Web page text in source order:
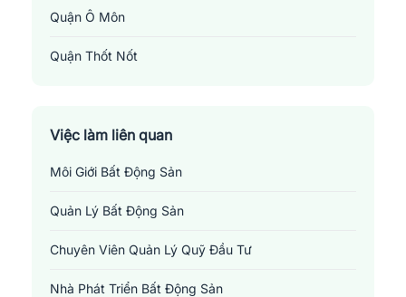
Quận Ô Môn
Quận Thốt Nốt
Việc làm liên quan
Môi Giới Bất Động Sản
Quản Lý Bất Động Sản
Chuyên Viên Quản Lý Quỹ Đầu Tư
Nhà Phát Triển Bất Động Sản